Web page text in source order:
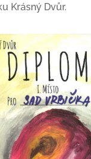
Krásný Dvůr.